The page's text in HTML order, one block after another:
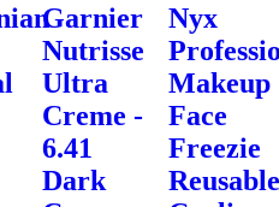
Garnier
Nutrisse
Ultra
Creme -
6.41
Dark
Nyx
Makeup
Face
Freezie